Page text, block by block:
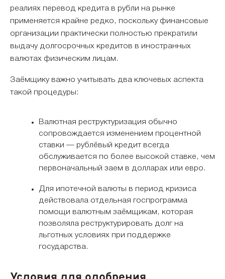
реалиях перевод кредита в рубли на рынке
применяется крайне редко, поскольку финансовые
организации практически полностью прекратили
выдачу долгосрочных кредитов в иностранных
валютах физическим лицам.
Заёмщику важно учитывать два ключевых аспекта
такой процедуры:
Валютная реструктуризация обычно
сопровождается изменением процентной
ставки — рублёвый кредит всегда
обслуживается по более высокой ставке, чем
первоначальный заем в долларах или евро.
Для ипотечной валюты в период кризиса
действовала отдельная госпрограмма
помощи валютным заёмщикам, которая
позволяла реструктурировать долг на
льготных условиях при поддержке
государства.